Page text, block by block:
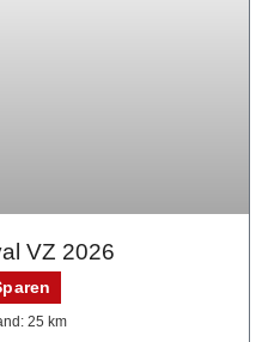
VZ 2026
25 km